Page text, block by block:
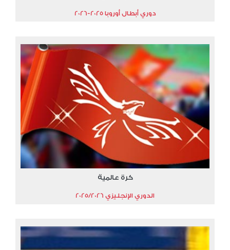
دوري أبطال أوروبا 2025-2026
كرة عالمية
الدوري الإنجليزي 2025/2026